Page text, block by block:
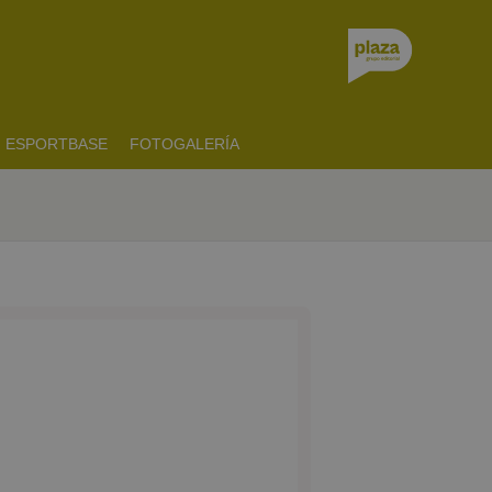
ESPORTBASE FOTOGALERÍA